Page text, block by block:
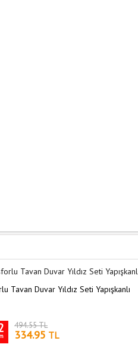
Tavan Duvar Yıldız Seti Yapışkanlı
494.55 TL
334.95 TL